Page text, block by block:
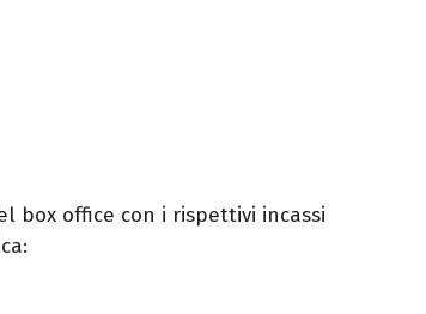
box office con i rispettivi incassi